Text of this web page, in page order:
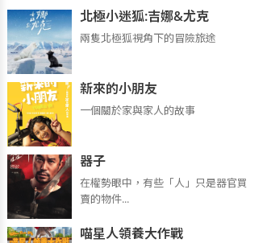
北極小迷狐:吉娜&尤克
兩隻北極狐視角下的冒險旅途
新來的小朋友
一個關於家與家人的故事
器子
在權勢眼中，有些「人」只是器官買
賣的物件...
喵星人領養大作戰